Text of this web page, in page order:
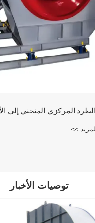
توصيات الأخبار